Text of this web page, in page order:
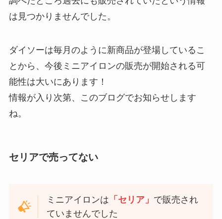
は見つかりませんでした。
ダイソーは毎月のように新商品が登場しているこ
とから、今後ミニアイロンの販売が開始される可
能性は大いにあります！
情報が入り次第、このブログでお知らせします
ね。
セリアで売ってない
ミニアイロンは 「セリア」 で販売され
ていませんでした